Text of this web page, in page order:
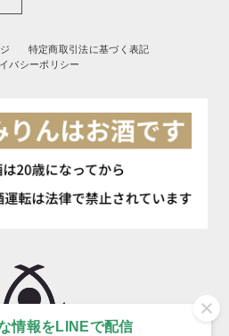
情報をLINEで配信
特定商取引法に基づく表記
バシーポリシー